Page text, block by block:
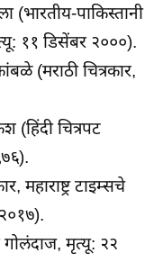
(भारतीय-पाकिस्तानी
११ डिसेंबर २०००).
(मराठी चित्रकार,
चित्रपट
महाराष्ट्र टाइम्सचे
मृत्यू: २२